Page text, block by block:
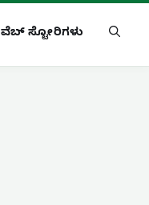
ವೆಬ್ ಸ್ಟೋರಿಗಳು